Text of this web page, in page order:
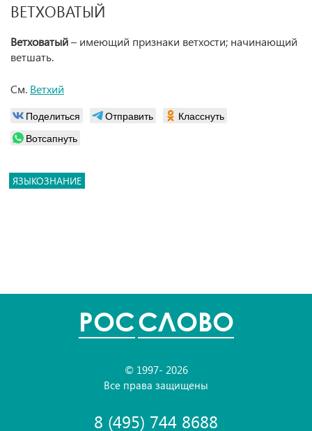
ВЕТХОВАТЫЙ
Ветховатый– имеющий признаки ветхости; начинающий
ветшать.
См. Ветхий
Поделиться Отправить
Класснуть
Вотсапнуть
ЯЗЫКОЗНАНИЕ
POCСЛОВО
© 1997- 2026
Все права защищены
8 (495) 744 8688